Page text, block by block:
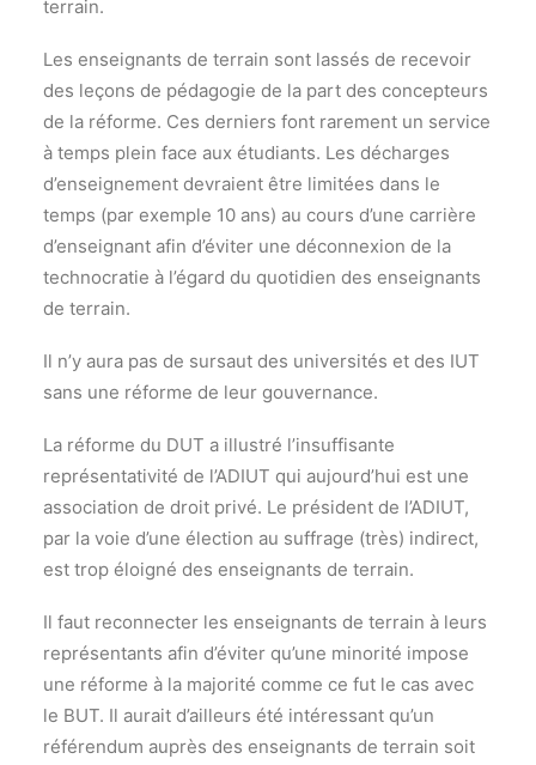
terrain.
Les enseignants de terrain sont lassés de recevoir
des leçons de pédagogie de la part des concepteurs
de la réforme. Ces derniers font rarement un service
à temps plein face aux étudiants. Les décharges
d’enseignement devraient être limitées dans le
temps (par exemple 10 ans) au cours d’une carrière
d’enseignant afin d’éviter une déconnexion de la
technocratie à l’égard du quotidien des enseignants
de terrain.
Il n’y aura pas de sursaut des universités et des IUT
sans une réforme de leur gouvernance.
La réforme du DUT a illustré l’insuffisante
représentativité de l’ADIUT qui aujourd’hui est une
association de droit privé. Le président de l’ADIUT,
par la voie d’une élection au suffrage (très) indirect,
est trop éloigné des enseignants de terrain.
Il faut reconnecter les enseignants de terrain à leurs
représentants afin d’éviter qu’une minorité impose
une réforme à la majorité comme ce fut le cas avec
le BUT. Il aurait d’ailleurs été intéressant qu’un
référendum auprès des enseignants de terrain soit